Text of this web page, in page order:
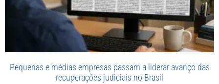
Pequenas e médias empresas passam a liderar avanço das
recuperações judiciais no Brasil